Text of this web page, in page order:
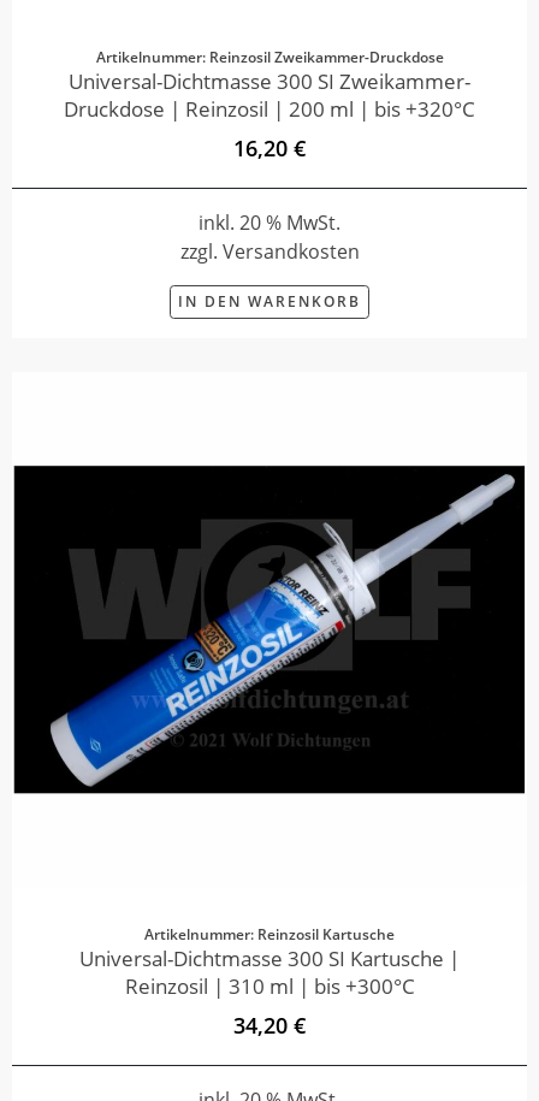
Artikelnummer: Reinzosil Zweikammer-Druckdose
Universal-Dichtmasse 300 SI Zweikammer-
Druckdose | Reinzosil | 200 ml | bis +320°C
16,20 €
inkl. 20 % MwSt.
zzgl. Versandkosten
IN DEN WARENKORB
Artikelnummer: Reinzosil Kartusche
Universal-Dichtmasse 300 SI Kartusche |
Reinzosil | 310 ml | bis +300°C
34,20 €